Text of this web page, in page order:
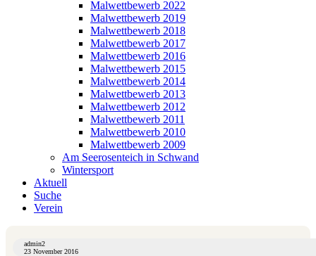
Malwettbewerb 2022
Malwettbewerb 2019
Malwettbewerb 2018
Malwettbewerb 2017
Malwettbewerb 2016
Malwettbewerb 2015
Malwettbewerb 2014
Malwettbewerb 2013
Malwettbewerb 2012
Malwettbewerb 2011
Malwettbewerb 2010
Malwettbewerb 2009
Am Seerosenteich in Schwand
Wintersport
Aktuell
Suche
Verein
admin2
23 November 2016